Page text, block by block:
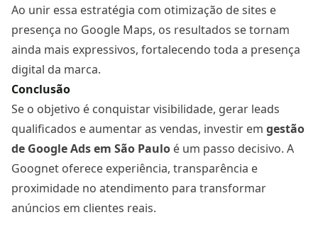
Ao unir essa estratégia com otimização de sites e
presença no Google Maps, os resultados se tornam
ainda mais expressivos, fortalecendo toda a presença
digital da marca.
Conclusão
Se o objetivo é conquistar visibilidade, gerar leads
qualificados e aumentar as vendas, investir em gestão
de Google Adsem São Paulo é um passo decisivo. A
Goognet oferece experiência, transparência e
proximidade no atendimento para transformar
anúncios em clientes reais.